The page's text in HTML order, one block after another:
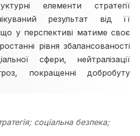
елементи стратегії
результат від її
що у перспективі матиме своє
рівня збалансованості
сфери, нейтралізації
покращенні добробуту
соціальна безпека;